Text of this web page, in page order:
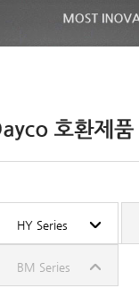
HY Series
BM Series